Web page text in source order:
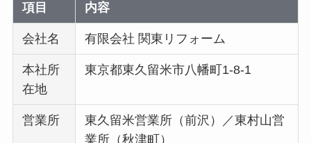
項目 内容
会社名 有限会社 関東リフォーム
本社所
在地
東京都東久留米市八幡町1-8-1
営業所
東久留米営業所（前沢）／東村山営
業所（秋津町）